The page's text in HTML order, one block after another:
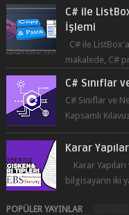
C# ile
İşlemi
C# ile
makalede, C#
C# Sınıflar
C# Sınıflar ve
Kapsamlı
Nasıl ...
Karar
Karar
bilgisayarın iki
POPÜLER YAYINLAR